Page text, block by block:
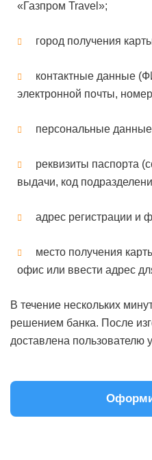
«Газпром Travel»;
город получения
контактные данные
электронной почты,
персональные
реквизиты паспорта
выдачи, код
адрес регистрации и
место получения
офис или ввести адрес
В течение нескольких
решением банка. После
доставлена пользователю